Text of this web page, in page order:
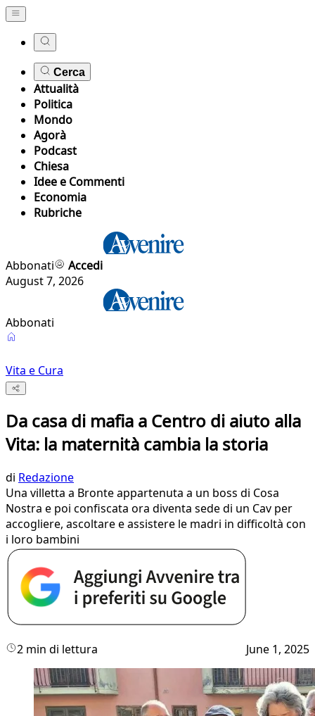
Cerca
Attualità
Politica
Mondo
Agorà
Podcast
Chiesa
Idee e Commenti
Economia
Rubriche
Abbonati
Accedi
August 7, 2026
Abbonati
Vita e Cura
Da casa di mafia a Centro di aiuto alla
Vita: la maternità cambia la storia
di Redazione
Una villetta a Bronte appartenuta a un boss di Cosa
Nostra e poi confiscata ora diventa sede di un Cav per
accogliere, ascoltare e assistere le madri in difficoltà con
i loro bambini
2 min di lettura June 1, 2025